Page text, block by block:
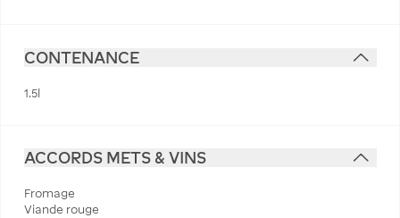
CONTENANCE
1.5l
ACCORDS METS & VINS
Fromage
Viande rouge